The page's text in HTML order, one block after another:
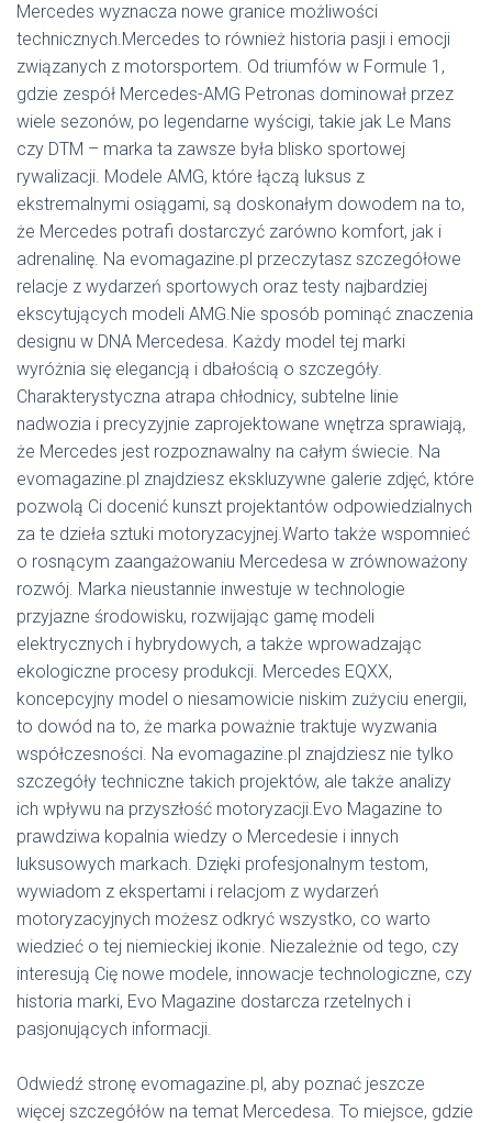
Mercedes wyznacza nowe granice możliwości
technicznych.Mercedes to również historia pasji i emocji
związanych z motorsportem. Od triumfów w Formule 1,
gdzie zespół Mercedes-AMG Petronas dominował przez
wiele sezonów, po legendarne wyścigi, takie jak Le Mans
czy DTM – marka ta zawsze była blisko sportowej
rywalizacji. Modele AMG, które łączą luksus z
ekstremalnymi osiągami, są doskonałym dowodem na to,
że Mercedes potrafi dostarczyć zarówno komfort, jak i
adrenalinę. Na evomagazine.pl przeczytasz szczegółowe
relacje z wydarzeń sportowych oraz testy najbardziej
ekscytujących modeli AMG.Nie sposób pominąć znaczenia
designu w DNA Mercedesa. Każdy model tej marki
wyróżnia się elegancją i dbałością o szczegóły.
Charakterystyczna atrapa chłodnicy, subtelne linie
nadwozia i precyzyjnie zaprojektowane wnętrza sprawiają,
że Mercedes jest rozpoznawalny na całym świecie. Na
evomagazine.pl znajdziesz ekskluzywne galerie zdjęć, które
pozwolą Ci docenić kunszt projektantów odpowiedzialnych
za te dzieła sztuki motoryzacyjnej.Warto także wspomnieć
o rosnącym zaangażowaniu Mercedesa w zrównoważony
rozwój. Marka nieustannie inwestuje w technologie
przyjazne środowisku, rozwijając gamę modeli
elektrycznych i hybrydowych, a także wprowadzając
ekologiczne procesy produkcji. Mercedes EQXX,
koncepcyjny model o niesamowicie niskim zużyciu energii,
to dowód na to, że marka poważnie traktuje wyzwania
współczesności. Na evomagazine.pl znajdziesz nie tylko
szczegóły techniczne takich projektów, ale także analizy
ich wpływu na przyszłość motoryzacji.Evo Magazine to
prawdziwa kopalnia wiedzy o Mercedesie i innych
luksusowych markach. Dzięki profesjonalnym testom,
wywiadom z ekspertami i relacjom z wydarzeń
motoryzacyjnych możesz odkryć wszystko, co warto
wiedzieć o tej niemieckiej ikonie. Niezależnie od tego, czy
interesują Cię nowe modele, innowacje technologiczne, czy
historia marki, Evo Magazine dostarcza rzetelnych i
pasjonujących informacji.
Odwiedź stronę evomagazine.pl, aby poznać jeszcze
więcej szczegółów na temat Mercedesa. To miejsce, gdzie